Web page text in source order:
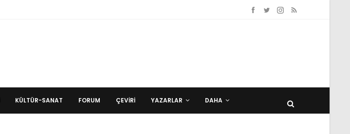
KÜLTÜR-SANAT FORUM ÇEVIRI YAZARLAR DAHA